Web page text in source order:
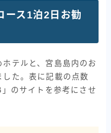
ース1泊2日お勧
テルと、宮島島内のお
た。表に記載の点数
のサイトを参考にさせ